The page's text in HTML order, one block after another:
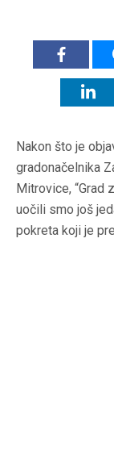
Nakon što je
gradonačelnika
Mitrovice, “Grad
uočili smo još
pokreta koji je